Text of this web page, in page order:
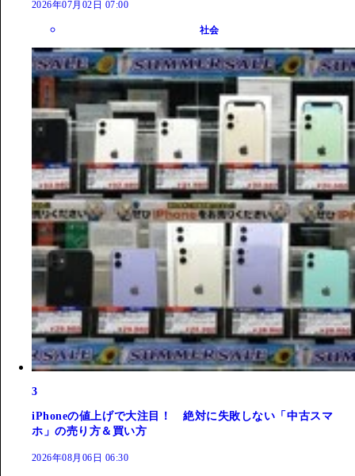
2026年07月02日 07:00
社会
3
iPhoneの値上げで大注目！ 絶対に失敗しない「中古スマ
ホ」の売り方＆買い方
2026年08月06日 06:30